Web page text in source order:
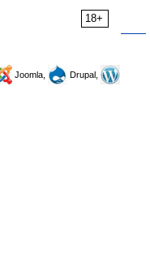
18+
Joomla,
Drupal,